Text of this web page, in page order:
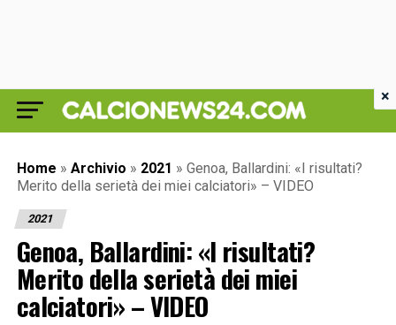
Home » Archivio » 2021 » Genoa, Ballardini: «I risultati?
Merito della serietà dei miei calciatori» – VIDEO
2021
Genoa, Ballardini: «I risultati?
Merito della serietà dei miei
calciatori» – VIDEO
×